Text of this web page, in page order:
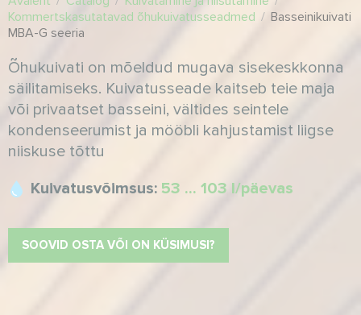
Kommertskasutatavad õhukuivatusseadmed / Basseinikuivati
MBA-G seeria
Õhukuivati on mõeldud mugava sisekeskkonna
säilitamiseks. Kuivatusseade kaitseb teie maja
või privaatset basseini, vältides seintele
kondenseerumist ja mööbli kahjustamist liigse
niiskuse tõttu
Kuivatusvõimsus: 53 ... 103 l/päevas
SOOVID OSTA VÕI ON KÜSIMUSI?